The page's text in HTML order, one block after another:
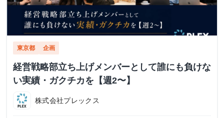
東京都 企画
経営戦略部立ち上げメンバーとして誰にも負けな
い実績・ガクチカを【週2〜】
株式会社プレックス